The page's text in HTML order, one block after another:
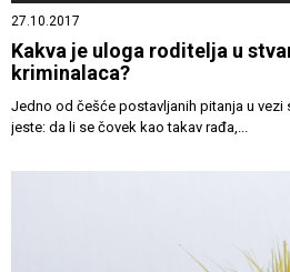
27.10.2017
Kakva je uloga roditelja u
kriminalaca?
Jedno od češće postavljanih pitanja u
jeste: da li se čovek kao takav rađa,...